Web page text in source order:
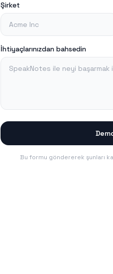
Şirket
İhtiyaçlarınızdan bahsedin
Bu formu göndererek şunları